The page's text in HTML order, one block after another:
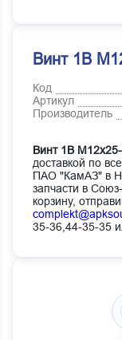
Винт 1В
Код
Артикул
Производитель
Винт 1В
доставкой по
ПАО "КамАЗ" в
запчасти в
корзину,
35-36,44-35-35